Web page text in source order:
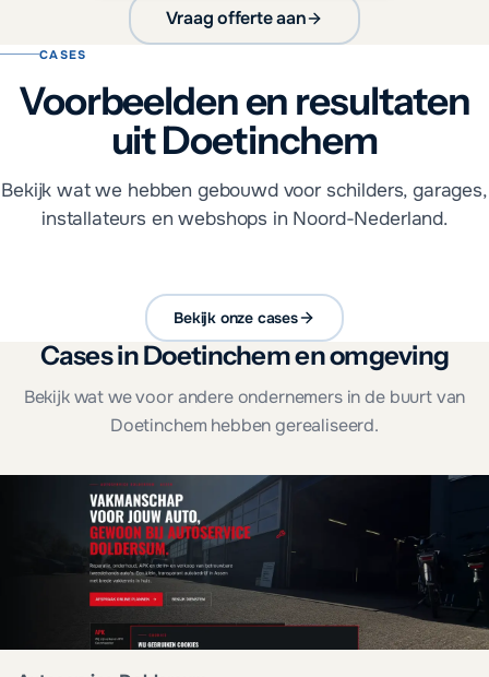
Vraag offerte aan
CASES
Voorbeelden en resultaten
uit Doetinchem
Bekijk wat we hebben gebouwd voor schilders, garages,
installateurs en webshops in Noord-Nederland.
Bekijk onze cases
Cases in Doetinchem en omgeving
Bekijk wat we voor andere ondernemers in de buurt van
Doetinchem hebben gerealiseerd.